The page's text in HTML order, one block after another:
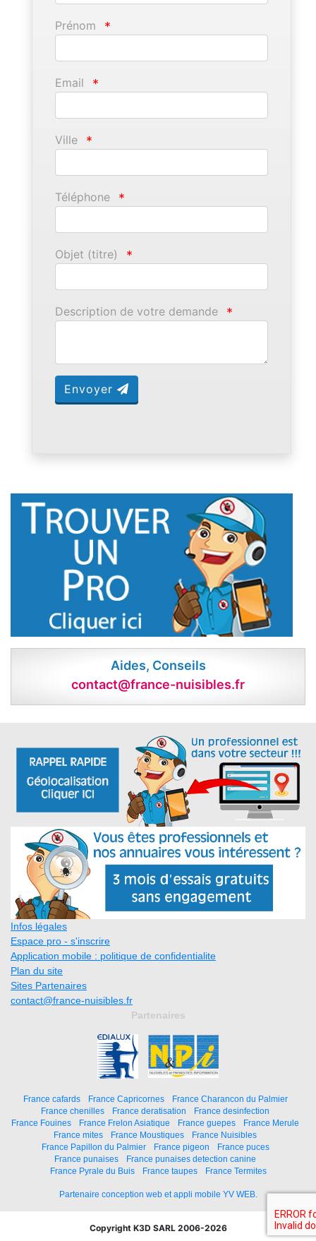
Prénom *
Email *
Ville *
Téléphone *
Objet (titre) *
Description de votre demande *
Envoyer
Aides, Conseils
contact@france-nuisibles.fr
Infos légales
Espace pro - s'inscrire
Application mobile : politique de confidentialite
Plan du site
Sites Partenaires
contact@france-nuisibles.fr
Partenaires
France cafards France Capricornes
France Charancon du Palmier
France chenilles
France deratisation
France desinfection
France Fouines
France Frelon Asiatique France guepes
France Merule
France mites
France Moustiques
France Nuisibles
France Papillon du Palmier
France pigeon
France puces
France punaises
France punaises detection canine
France Pyrale du Buis
France taupes France Termites
Partenaire conception web et appli mobile YV WEB.
Copyright K3D SARL 2006-2026